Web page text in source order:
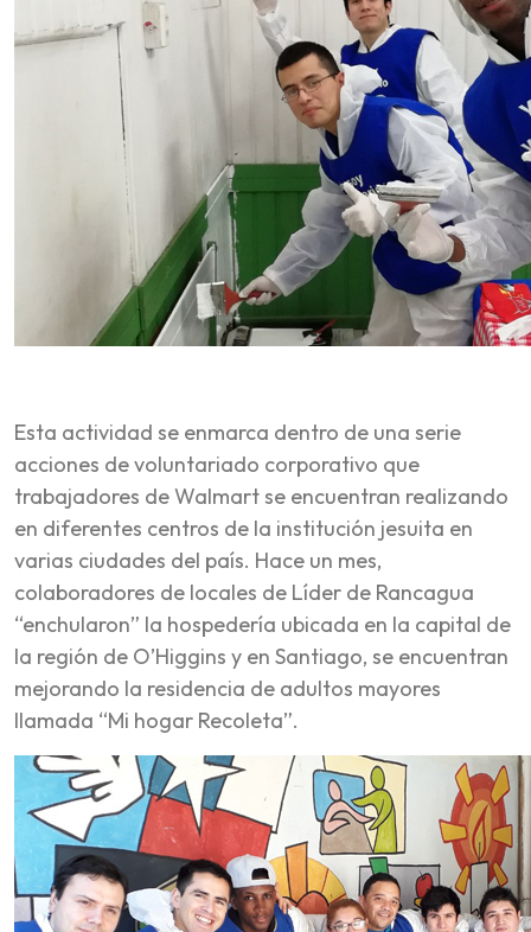
Esta actividad se enmarca dentro de una serie
acciones de voluntariado corporativo que
trabajadores de Walmart se encuentran realizando
en diferentes centros de la institución jesuita en
varias ciudades del país. Hace un mes,
colaboradores de locales de Líder de Rancagua
“enchularon” la hospedería ubicada en la capital de
la región de O’Higgins y en Santiago, se encuentran
mejorando la residencia de adultos mayores
llamada “Mi hogar Recoleta”.